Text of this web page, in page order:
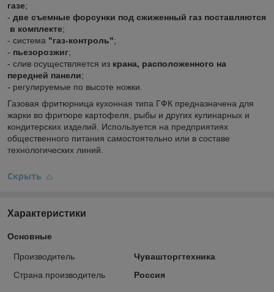
газе;
- две съемные форсунки под сжиженный газ поставляются
в комплекте;
- система "газ-контроль";
- пьезорозжиг;
- слив осуществляется из крана, расположенного на
передней панели;
- регулируемые по высоте ножки.
Газовая фритюрница кухонная типа ГФК предназначена для
жарки во фритюре картофеля, рыбы и других кулинарных и
кондитерских изделий. Используется на предприятиях
общественного питания самостоятельно или в составе
технологических линий.
Скрыть
Характеристики
Основные
Производитель
Чувашторгтехника
Страна производитель
Россия